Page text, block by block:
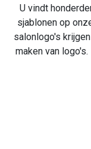
U vindt
sjablonen op
salonlogo's
maken van